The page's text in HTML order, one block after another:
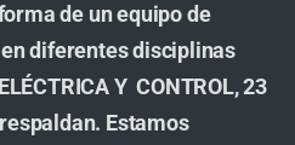
de un equipo de
diferentes disciplinas
Y CONTROL, 23
Estamos